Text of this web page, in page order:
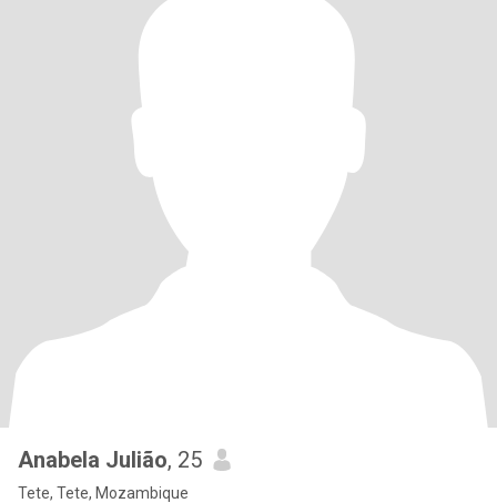
Anabela Julião, 25
Tete, Tete, Mozambique